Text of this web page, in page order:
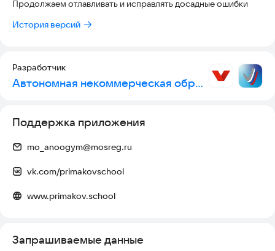
Продолжаем отлавливать и исправлять досадные ошибки
История версий
Разработчик
Автономная некоммерческая образовательная организация "Областная гимназия им. Е.М. Примакова"
Поддержка приложения
mo_anoogym@mosreg.ru
vk.com/primakovschool
www.primakov.school
Запрашиваемые данные